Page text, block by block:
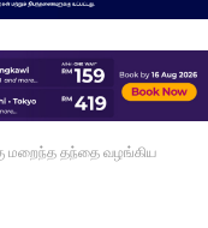
மறைந்த தந்தை வழங்கிய